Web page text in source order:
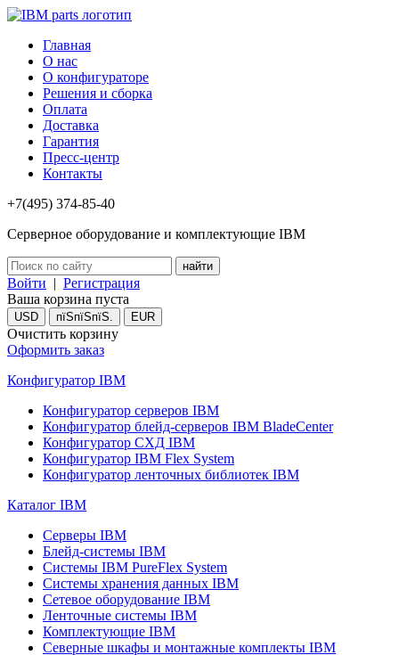
Главная
О нас
О конфигураторе
Решения и сборка
Оплата
Доставка
Гарантия
Пресс-центр
Контакты
+7(495) 374-85-40
Серверное оборудование и комплектующие IBM
Войти | Регистрация
Ваша корзина пуста
USD пїЅпїЅпїЅ. EUR
Очистить корзину
Оформить заказ
Конфигуратор IBM
Конфигуратор серверов IBM
Конфигуратор блейд-серверов IBM BladeCenter
Конфигуратор СХД IBM
Конфигуратор IBM Flex System
Конфигуратор ленточных библиотек IBM
Каталог IBM
Серверы IBM
Блейд-системы IBM
Системы IBM PureFlex System
Системы хранения данных IBM
Сетевое оборудование IBM
Ленточные системы IBM
Комплектующие IBM
Северные шкафы и монтажные комплекты IBM